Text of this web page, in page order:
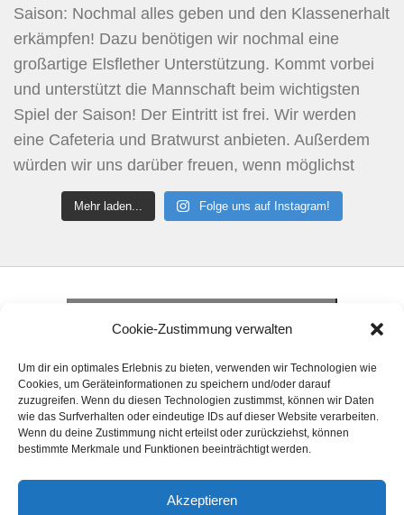
Cookie-Zustimmung verwalten
Um dir ein optimales Erlebnis zu bieten, verwenden wir Technologien wie
Cookies, um Geräteinformationen zu speichern und/oder darauf
zuzugreifen. Wenn du diesen Technologien zustimmst, können wir Daten
wie das Surfverhalten oder eindeutige IDs auf dieser Website verarbeiten.
Wenn du deine Zustimmung nicht erteilst oder zurückziehst, können
bestimmte Merkmale und Funktionen beeinträchtigt werden.
Akzeptieren
Mehr laden... Folge uns auf Instagram!
Klicke hier, um Marketing-Cookies zu
akzeptieren und diesen Inhalt zu aktivieren